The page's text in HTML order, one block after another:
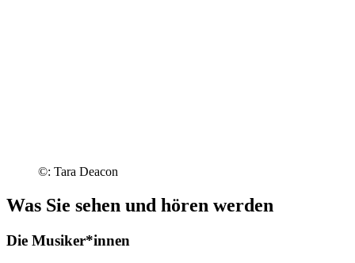
©: Tara Deacon
Was Sie sehen und hören werden
Die Musiker*innen